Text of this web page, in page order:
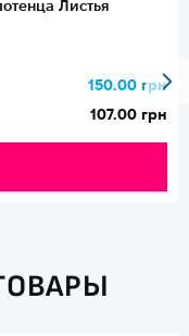
Листья
150.00 грн
107.00 грн